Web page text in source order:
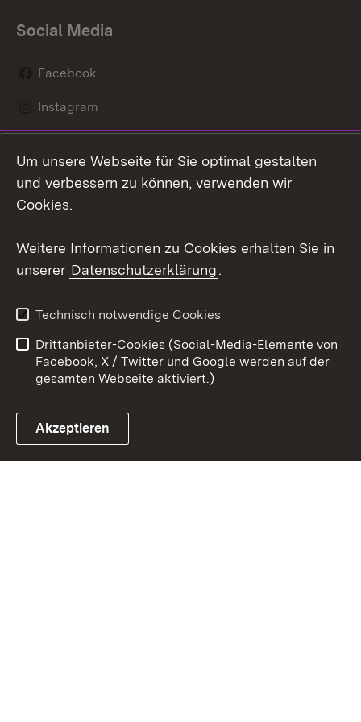
Social Media
Facebook
Instagram
Mastodon
Youtube
Link zum Landesportal
Kontakt
Datenschutz
Barrierefreiheit
Impressum Cookies
Um unsere Webseite für Sie optimal gestalten
und verbessern zu können, verwenden wir
Cookies.
Weitere Informationen zu Cookies erhalten Sie in
unserer Datenschutzerklärung.
Technisch notwendige Cookies
Drittanbieter-Cookies (Social-Media-Elemente von
Facebook, X / Twitter und Google werden auf der
gesamten Webseite aktiviert.)
Akzeptieren